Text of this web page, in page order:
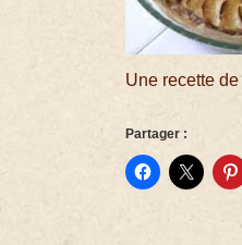
Une recette
Partager :